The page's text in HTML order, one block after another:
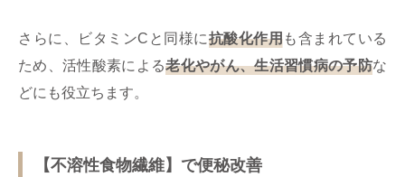
さらに、ビタミンCと同様に抗酸化作用も含まれている
ため、活性酸素による老化やがん、生活習慣病の予防な
どにも役立ちます。
【不溶性食物繊維】で便秘改善